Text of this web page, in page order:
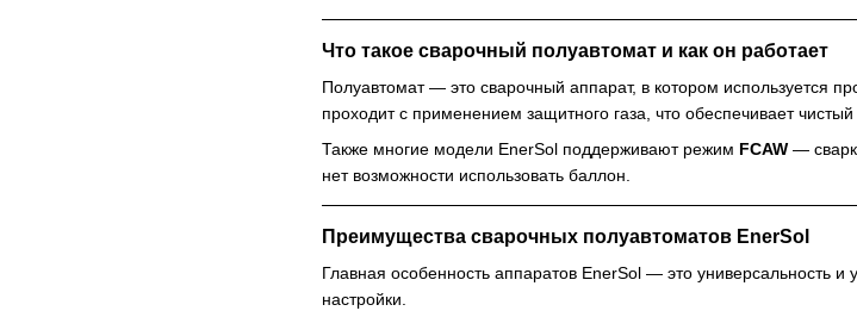
Что такое сварочный полуавтомат и как он работает
Полуавтомат — это сварочный аппарат, в котором используется
проходит с применением защитного газа, что обеспечивает
Также многие модели EnerSol поддерживают режим FCAW —
нет возможности использовать баллон.
Преимущества сварочных полуавтоматов EnerSol
Главная особенность аппаратов EnerSol — это универсальность
настройки.